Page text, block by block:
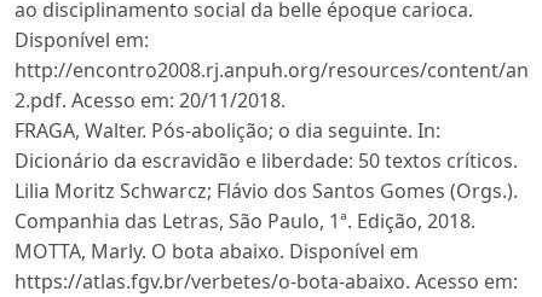
ao disciplinamento social da belle époque carioca.
Disponível em:
http://encontro2008.rj.anpuh.org/resources/content/
2.pdf. Acesso em: 20/11/2018.
FRAGA, Walter. Pós-abolição; o dia seguinte. In:
Dicionário da escravidão e liberdade: 50 textos críticos.
Lilia Moritz Schwarcz; Flávio dos Santos Gomes (Orgs.).
Companhia das Letras, São Paulo, 1ª. Edição, 2018.
MOTTA, Marly. O bota abaixo. Disponível em
https://atlas.fgv.br/verbetes/o-bota-abaixo. Acesso em: